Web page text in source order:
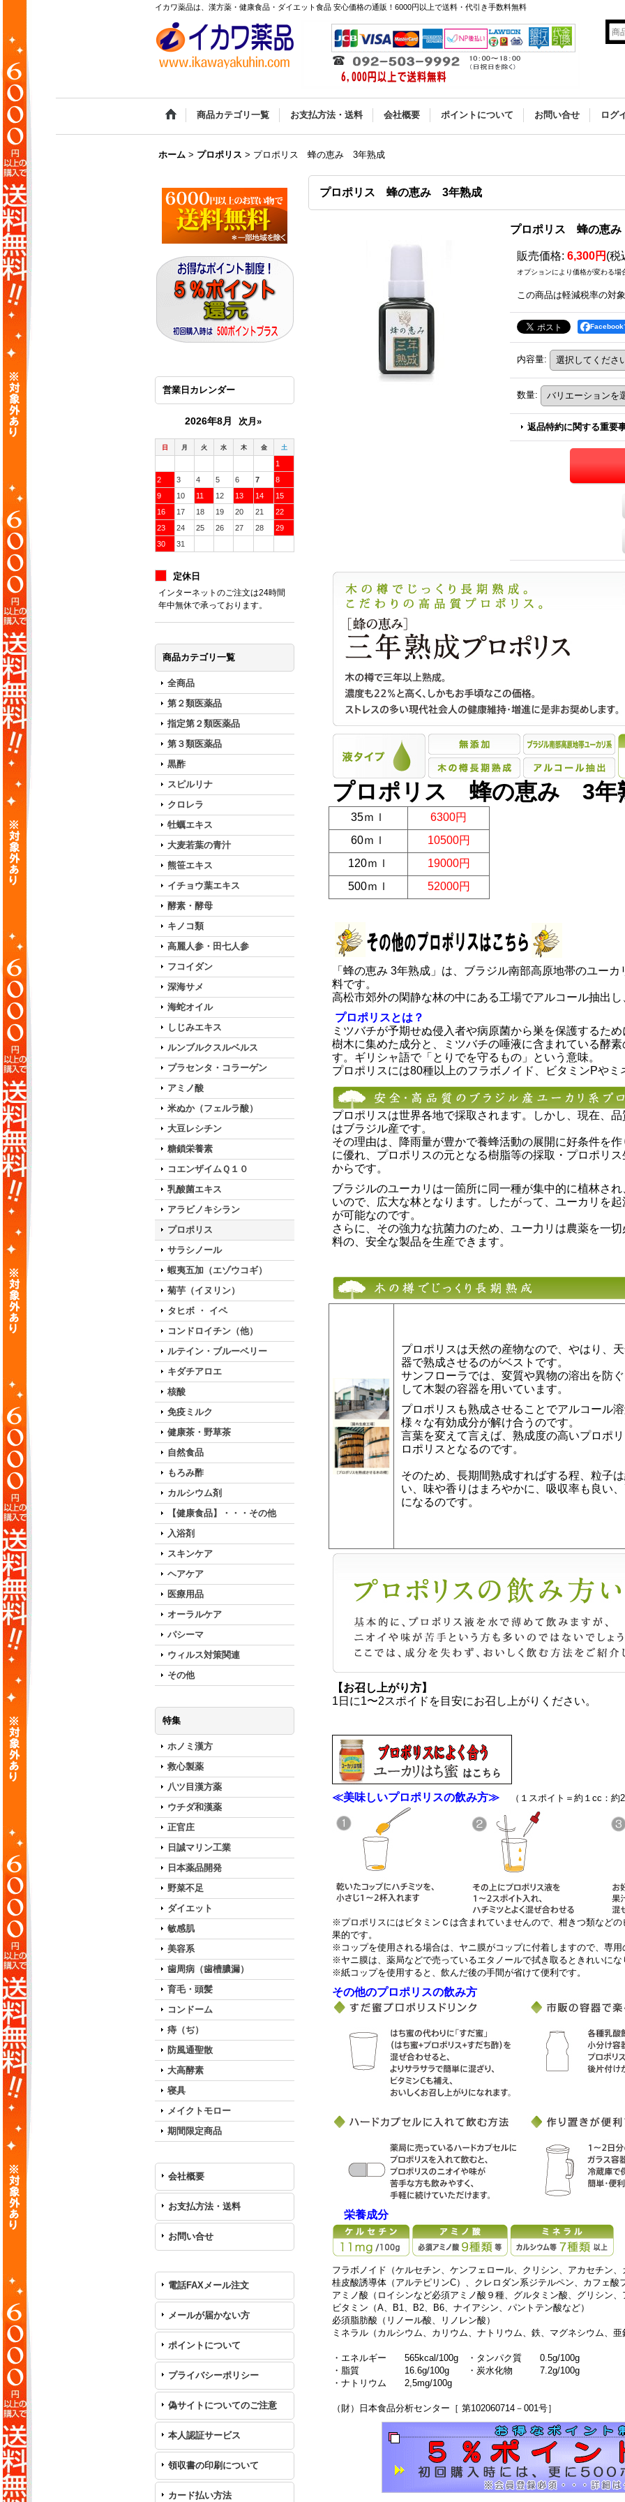
イカワ薬品は、漢方薬・健康食品・ダイエット食品 安心価格の通販！6000円以上で送料・代引き手数料無料
商品カテゴリ一覧 お支払方法・送料 会社概要 ポイントについて お問い合せ ログ
ホーム > プロポリス > プロポリス 蜂の恵み 3年熟成
営業日カレンダー
2026年8月 次月»
日 月 火 水 木 金 土
1
2
3 4 5 6 7
8
9
10 11 12 13 14
15
16
17 18 19 20 21
22
23
24 25 26 27 28
29
30
31
定休日
インターネットのご注文は24時間
年中無休で承っております。
商品カテゴリ一覧
全商品
第２類医薬品
指定第２類医薬品
第３類医薬品
黒酢
スピルリナ
クロレラ
牡蠣エキス
大麦若葉の青汁
熊笹エキス
イチョウ葉エキス
酵素・酵母
キノコ類
高麗人参・田七人参
フコイダン
深海サメ
海蛇オイル
しじみエキス
ルンブルクスルベルス
プラセンタ・コラーゲン
アミノ酸
米ぬか（フェルラ酸）
大豆レシチン
糖鎖栄養素
コエンザイムＱ１０
乳酸菌エキス
アラビノキシラン
プロポリス
サラシノール
蝦夷五加（エゾウコギ）
菊芋（イヌリン）
タヒボ ・ イペ
コンドロイチン（他）
ルテイン・ブルーベリー
キダチアロエ
核酸
免疫ミルク
健康茶・野草茶
自然食品
もろみ酢
カルシウム剤
【健康食品】・・・その他
入浴剤
スキンケア
ヘアケア
医療用品
オーラルケア
パシーマ
ウィルス対策関連
その他
特集
ホノミ漢方
救心製薬
八ツ目漢方薬
ウチダ和漢薬
正官庄
日誠マリン工業
日本薬品開発
野菜不足
ダイエット
敏感肌
美容系
歯周病（歯槽膿漏）
育毛・頭髪
コンドーム
痔（ぢ）
防風通聖散
大高酵素
寝具
メイクトモロー
期間限定商品
会社概要
お支払方法・送料
お問い合せ
電話FAXメール注文
メールが届かない方
ポイントについて
プライバシーポリシー
偽サイトについてのご注意
本人認証サービス
領収書の印刷について
カード払い方法
プロポリス 蜂の恵み 3年熟成
プロポリス 蜂の恵
販売価格: 6,300円 (税
オプションにより価格が変わる場
この商品は軽減税率の対
Facebook
内容量:
数量:
返品特約に関する重要
プロポリス 蜂の恵み 3年
35ｍｌ
6300円
60ｍｌ
10500円
120ｍｌ
19000円
500ｍｌ
52000円
「蜂の恵み 3年熟成」は、ブラジル南部高原地帯のユー
料です。
高松市郊外の閑静な林の中にある工場でアルコール抽出
プロポリスとは？
ミツバチが予期せぬ侵入者や病原菌から巣を保護するた
樹木に集めた成分と、ミツバチの唾液に含まれている酵
す。ギリシャ語で「とりでを守るもの」という意味。
プロポリスには80種以上のフラボノイド、ビタミンPや
プロポリスは世界各地で採取されます。しかし、現在、
はブラジル産です。
その理由は、降雨量が豊かで養蜂活動の展開に好条件を
に優れ、プロポリスの元となる樹脂等の採取・プロポリ
からです。
ブラジルのユーカリは一箇所に同一種が集中的に植林さ
いので、広大な林となります。したがって、ユーカリを
が可能なのです。
さらに、その強力な抗菌力のため、ユー力リは農薬を一
料の、安全な製品を生産できます。
プロポリスは天然の産物なので、やはり、
器で熟成させるのがベストです。
サンフローラでは、変質や異物の溶出を防
して木製の容器を用いています。
プロポリスも熟成させることでアルコール
様々な有効成分が解け合うのです。
言葉を変えて言えば、熟成度の高いプロポ
ロポリスとなるのです。
そのため、長期間熟成すればする程、粒子
い、味や香りはまろやかに、吸収率も良い
になるのです。
【お召し上がり方】
1日に1〜2スポイドを目安にお召し上がりください。
≪美味しいプロポリスの飲み方≫ （１スポイト＝約１cc：約
※プロポリスにはビタミンＣは含まれていませんので、柑きつ類など
果的です。
※コップを使用される場合は、ヤニ膜がコップに付着しますので、専
※ヤニ膜は、薬局などで売っているエタノールで拭き取るときれいにな
※紙コップを使用すると、飲んだ後の手間が省けて便利です。
その他のプロポリスの飲み方
栄養成分
フラボノイド（ケルセチン、ケンフェロール、クリシン、アカセチン
桂皮酸誘導体（アルテピリンC）、クレロダン系ジテルペン、カフェ酸
アミノ酸（ロイシンなど必須アミノ酸９種、グルタミン酸、グリシン
ビタミン（A、B1、B2、B6、ナイアシン、パントテン酸など）
必須脂肪酸（リノール酸、リノレン酸）
ミネラル（カルシウム、カリウム、ナトリウム、鉄、マグネシウム、
・エネルギー 565kcal/100g ・タンパク質 0.5g/100g
・脂質 16.6g/100g ・炭水化物 7.2g/100g
・ナトリウム 2,5mg/100g
（財）日本食品分析センター［ 第102060714－001号］